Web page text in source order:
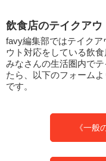
飲食店のテイクアウ
favy編集部ではテイク
ウト対応をしている飲
みなさんの生活圏内で
たら、以下のフォーム
です。
《一般